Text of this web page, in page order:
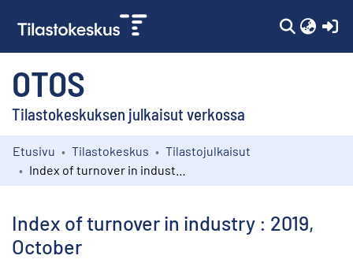
OTOS
Tilastokeskuksen julkaisut verkossa
Kokoelmat
Etusivu Tilastokeskus
Tilastojulkaisut
Index of turnover in industry : 2019,
October